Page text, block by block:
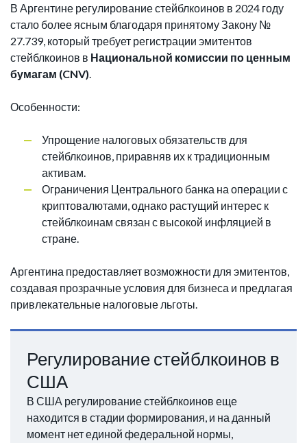
В Аргентине регулирование стейблкоинов в 2024 году
стало более ясным благодаря принятому Закону №
27.739, который требует регистрации эмитентов
стейблкоинов в Национальной комиссии по ценным
бумагам (CNV).
Особенности:
Упрощение налоговых обязательств для
стейблкоинов, приравняв их к традиционным
активам.
Ограничения Центрального банка на операции с
криптовалютами, однако растущий интерес к
стейблкоинам связан с высокой инфляцией в
стране.
Аргентина предоставляет возможности для эмитентов,
создавая прозрачные условия для бизнеса и предлагая
привлекательные налоговые льготы.
Регулирование стейблкоинов в
США
В США регулирование стейблкоинов еще
находится в стадии формирования, и на данный
момент нет единой федеральной нормы,